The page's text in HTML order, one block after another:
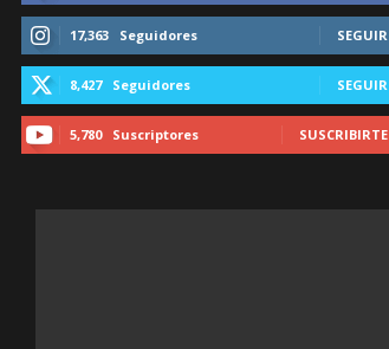
17,363 Seguidores SEGUIR
8,427 Seguidores SEGUIR
5,780 Suscriptores SUSCRIBIRTE